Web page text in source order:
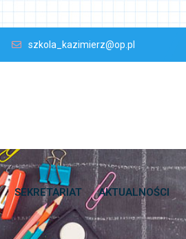
szkola_kazimierz@op.pl
SEKRETARIAT AKTUALNOŚCI